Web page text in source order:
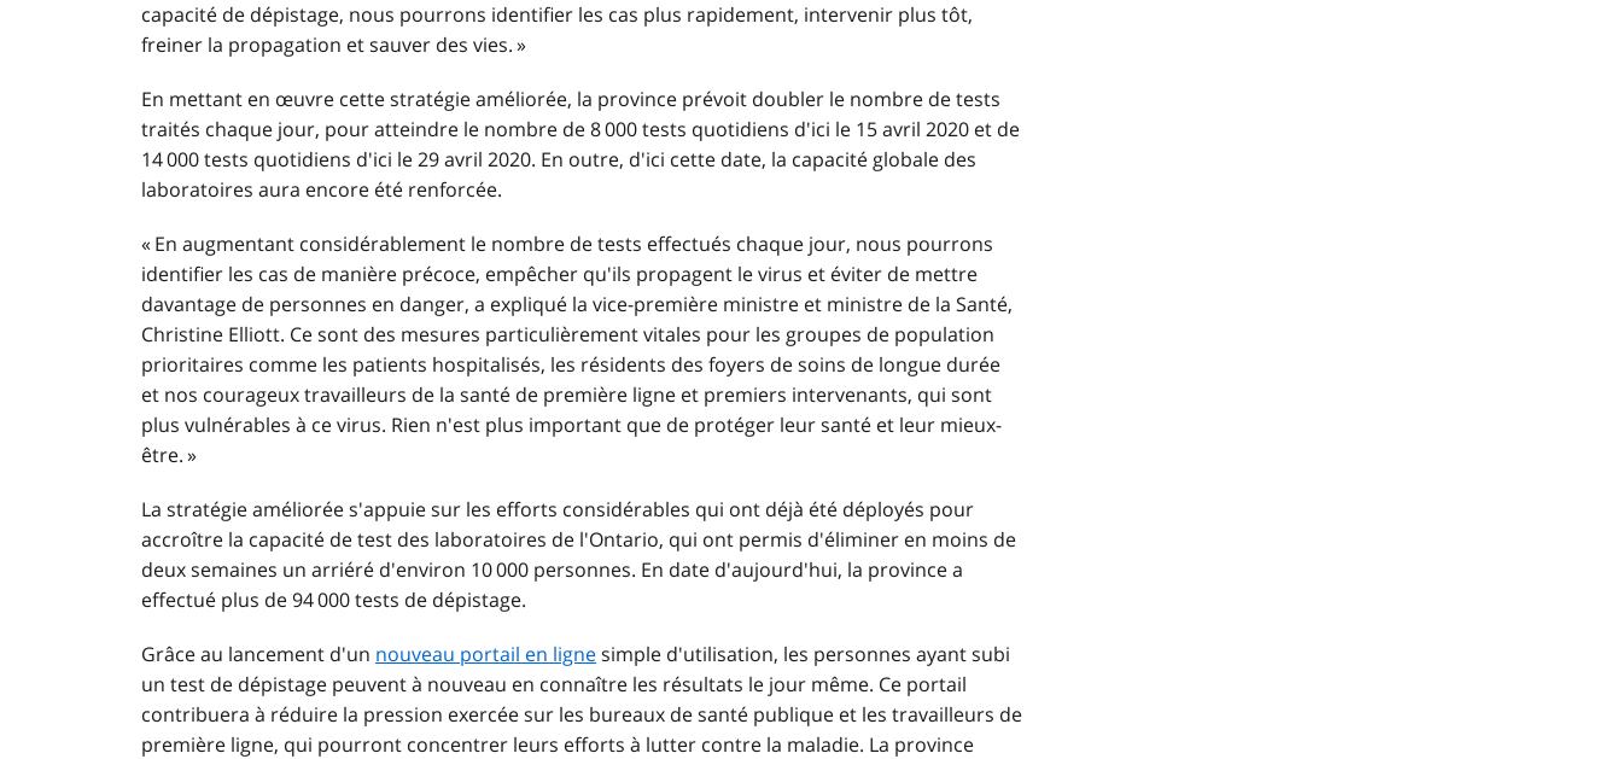
capacité de dépistage, nous pourrons identifier les cas plus rapidement, intervenir plus tôt,
freiner la propagation et sauver des vies. »
En mettant en œuvre cette stratégie améliorée, la province prévoit doubler le nombre de tests
traités chaque jour, pour atteindre le nombre de 8 000 tests quotidiens d'ici le 15 avril 2020 et de
14 000 tests quotidiens d'ici le 29 avril 2020. En outre, d'ici cette date, la capacité globale des
laboratoires aura encore été renforcée.
« En augmentant considérablement le nombre de tests effectués chaque jour, nous pourrons
identifier les cas de manière précoce, empêcher qu'ils propagent le virus et éviter de mettre
davantage de personnes en danger, a expliqué la vice-première ministre et ministre de la Santé,
Christine Elliott. Ce sont des mesures particulièrement vitales pour les groupes de population
prioritaires comme les patients hospitalisés, les résidents des foyers de soins de longue durée
et nos courageux travailleurs de la santé de première ligne et premiers intervenants, qui sont
plus vulnérables à ce virus. Rien n'est plus important que de protéger leur santé et leur mieux-
être. »
La stratégie améliorée s'appuie sur les efforts considérables qui ont déjà été déployés pour
accroître la capacité de test des laboratoires de l'Ontario, qui ont permis d'éliminer en moins de
deux semaines un arriéré d'environ 10 000 personnes. En date d'aujourd'hui, la province a
effectué plus de 94 000 tests de dépistage.
Grâce au lancement d'un nouveau portail en lignesimple d'utilisation, les personnes ayant subi
un test de dépistage peuvent à nouveau en connaître les résultats le jour même. Ce portail
contribuera à réduire la pression exercée sur les bureaux de santé publique et les travailleurs de
première ligne, qui pourront concentrer leurs efforts à lutter contre la maladie. La province